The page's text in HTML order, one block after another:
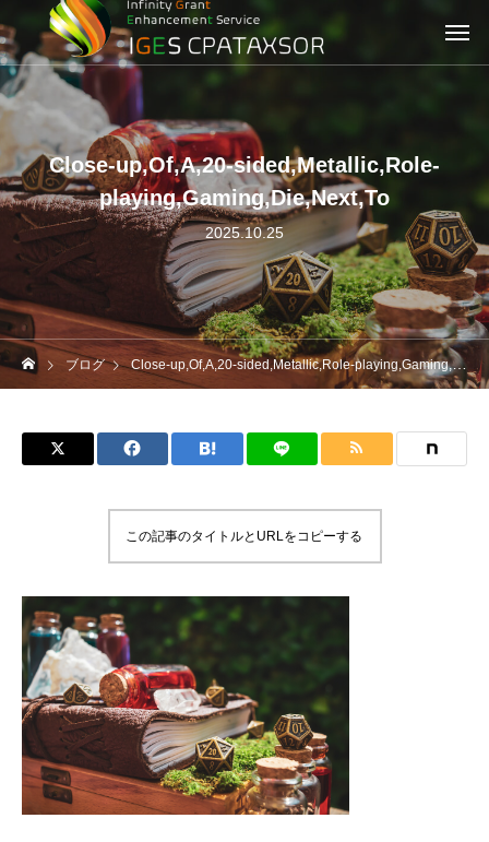
Close-up,Of,A,20-sided,Metallic,Role-
playing,Gaming,Die,Next,To
2025.10.25
ブログ Close-up,Of,A,20-sided,Metallic,Role-playing,Gaming,Die,Next,To
この記事のタイトルとURLをコピーする